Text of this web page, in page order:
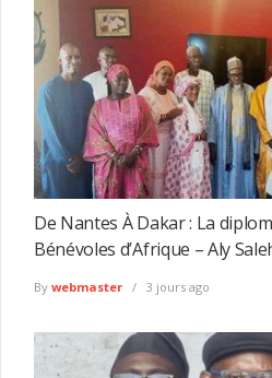
De Nantes À Dakar : La
Bénévoles d’Afrique – Aly
By webmaster 3 jours ago